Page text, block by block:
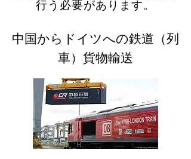
行う必要があります。
中国からドイツへの鉄道（列
車）貨物輸送